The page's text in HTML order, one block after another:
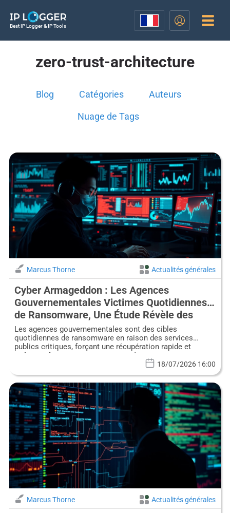
Best IP Logger & IP Tools
zero-trust-architecture
Blog Catégories Auteurs
Nuage de Tags
Marcus Thorne Actualités générales
Cyber Armageddon : Les Agences
Gouvernementales Victimes Quotidiennes
de Ransomware, Une Étude Révèle des
Vulnérabilités Critiques
Les agences gouvernementales sont des cibles
quotidiennes de ransomware en raison des services
publics critiques, forçant une récupération rapide et
coûteuse face aux menaces avancées.
18/07/2026 16:00
Marcus Thorne Actualités générales